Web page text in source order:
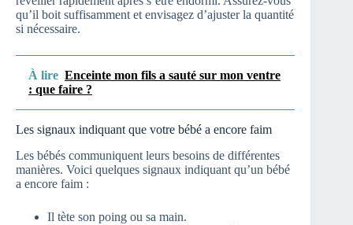
qu’il boit suffisamment et envisagez d’ajuster la quantité
si nécessaire.
À lire Enceinte mon fils a sauté sur mon ventre
: que faire ?
Les signaux indiquant que votre bébé a encore faim
Les bébés communiquent leurs besoins de différentes
manières. Voici quelques signaux indiquant qu’un bébé
a encore faim :
Il tète son poing ou sa main.